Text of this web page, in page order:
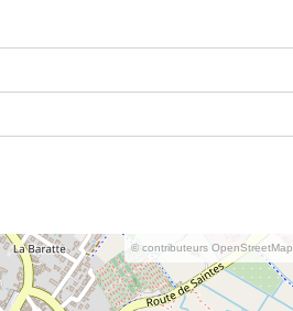
© contributeurs OpenStreetMap